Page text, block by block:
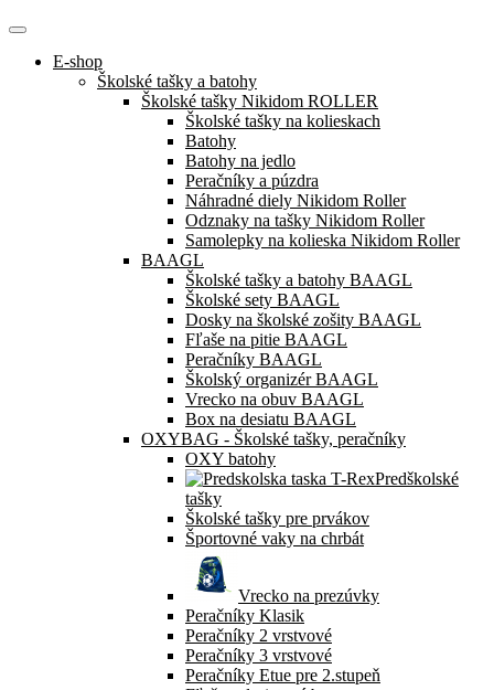
E-shop
Školské tašky a batohy
Školské tašky Nikidom ROLLER
Školské tašky na kolieskach
Batohy
Batohy na jedlo
Peračníky a púzdra
Náhradné diely Nikidom Roller
Odznaky na tašky Nikidom Roller
Samolepky na kolieska Nikidom Roller
BAAGL
Školské tašky a batohy BAAGL
Školské sety BAAGL
Dosky na školské zošity BAAGL
Fľaše na pitie BAAGL
Peračníky BAAGL
Školský organizér BAAGL
Vrecko na obuv BAAGL
Box na desiatu BAAGL
OXYBAG - Školské tašky, peračníky
OXY batohy
Predškolské
tašky
Školské tašky pre prvákov
Športovné vaky na chrbát
Vrecko na prezúvky
Peračníky Klasik
Peračníky 2 vrstvové
Peračníky 3 vrstvové
Peračníky Etue pre 2.stupeň